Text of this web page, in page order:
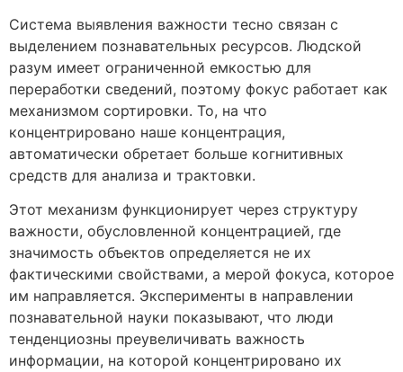
Система выявления важности тесно связан с
выделением познавательных ресурсов. Людской
разум имеет ограниченной емкостью для
переработки сведений, поэтому фокус работает как
механизмом сортировки. То, на что
концентрировано наше концентрация,
автоматически обретает больше когнитивных
средств для анализа и трактовки.
Этот механизм функционирует через структуру
важности, обусловленной концентрацией, где
значимость объектов определяется не их
фактическими свойствами, а мерой фокуса, которое
им направляется. Эксперименты в направлении
познавательной науки показывают, что люди
тенденциозны преувеличивать важность
информации, на которой концентрировано их